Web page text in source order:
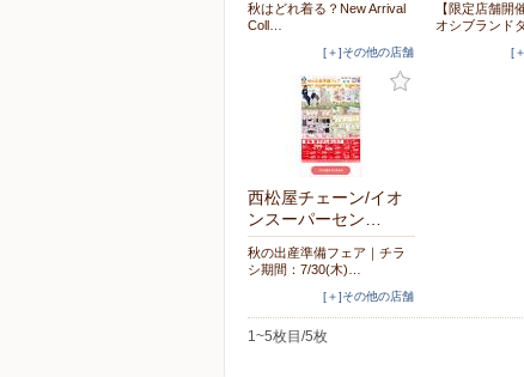
秋はどれ着る？New Arrival
Coll…
[＋]その他の店舗
【限定店舗開
オシブランド
[
西松屋チェーン/イオ
ンスーパーセン…
秋の出産準備フェア｜チラ
シ期間：7/30(木)…
[＋]その他の店舗
1~5枚目/5枚